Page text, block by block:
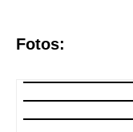
Fotos: